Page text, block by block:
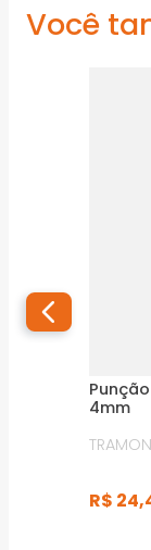
Você
4mm
R$ 24,